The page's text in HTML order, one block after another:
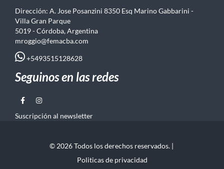
Dirección: A. Jose Posanzini 8350 Esq Marino Gabbarini -
Villa Gran Parque
5019 - Córdoba, Argentina
mroggio@femacba.com
+5493515128628
Seguinos en las redes
Suscripción al newsletter
© 2026 Todos los derechos reservados. |
Politicas de privacidad